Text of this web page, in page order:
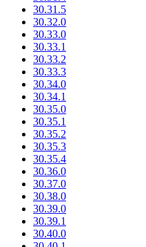
30.31.5
30.32.0
30.33.0
30.33.1
30.33.2
30.33.3
30.34.0
30.34.1
30.35.0
30.35.1
30.35.2
30.35.3
30.35.4
30.36.0
30.37.0
30.38.0
30.39.0
30.39.1
30.40.0